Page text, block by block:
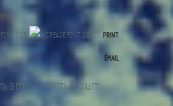
PRINT
EMAIL